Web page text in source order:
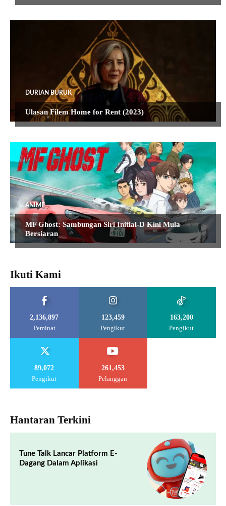
DURIAN BURUK
Ulasan Filem Home for Rent (2023)
ANIME
MF Ghost: Sambungan Siri Initial-D Kini Mula
Bersiaran
Ikuti Kami
2,136,897
Peminat
123,459
Pengikut
163,200
Pengikut
89,072
Pengikut
261,453
Pelanggan
Hantaran Terkini
Tune Talk Lancar Platform E-
Dagang Dalam Aplikasi